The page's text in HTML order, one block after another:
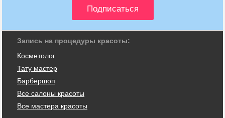
Запись на процедуры красоты:
Косметолог
Тату мастер
Барбершоп
Все салоны красоты
Все мастера красоты